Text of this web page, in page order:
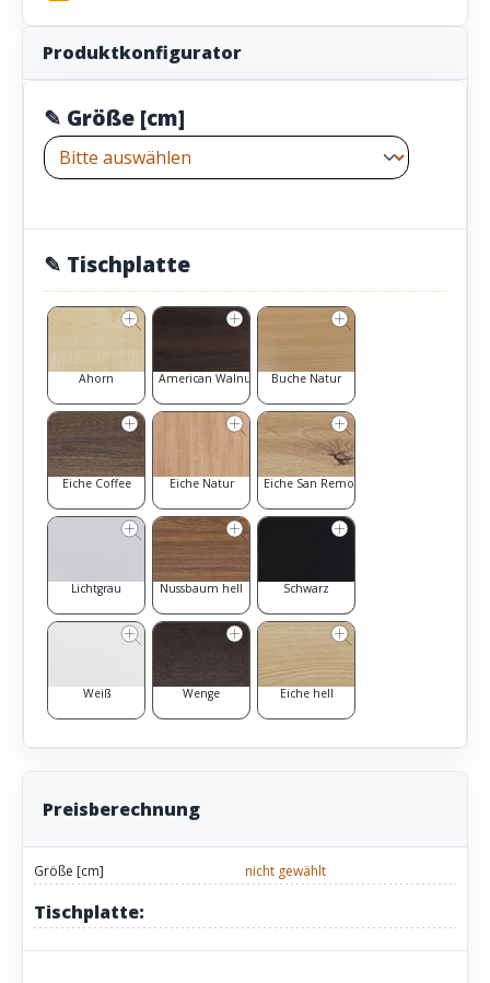
Produktkonfigurator
✎ Größe [cm]
✎ Tischplatte
Ahorn American Walnut Buche Natur
Eiche Coffee Eiche Natur Eiche San Remo
Lichtgrau Nussbaum hell Schwarz
Weiß Wenge Eiche hell
Preisberechnung
Größe [cm] nicht gewählt
Tischplatte: